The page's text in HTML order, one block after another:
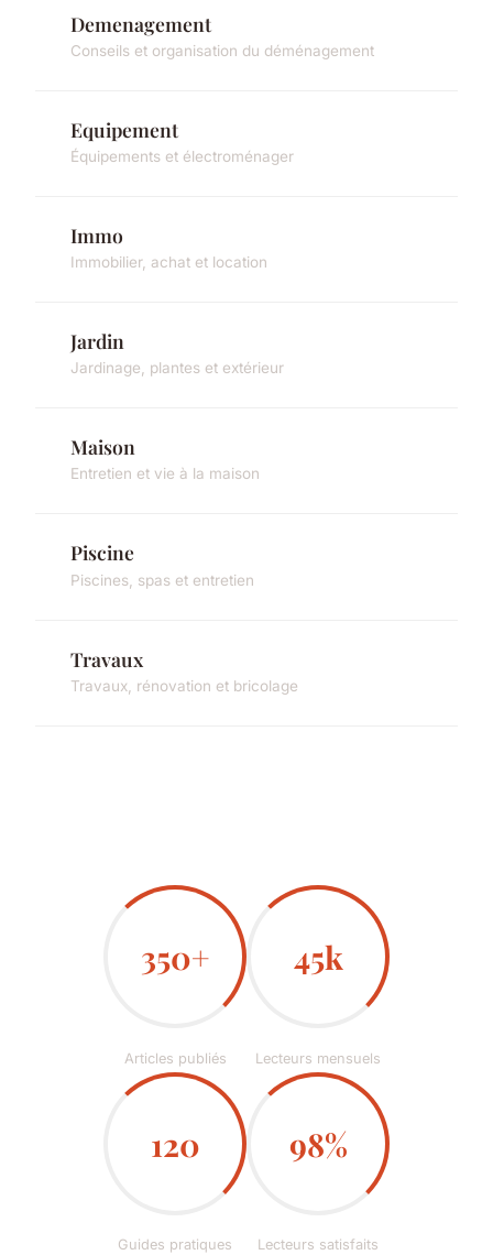
Demenagement
Conseils et organisation du déménagement
Equipement
Équipements et électroménager
Immo
Immobilier, achat et location
Jardin
Jardinage, plantes et extérieur
Maison
Entretien et vie à la maison
Piscine
Piscines, spas et entretien
Travaux
Travaux, rénovation et bricolage
350+
Articles publiés
45k
Lecteurs mensuels
120
Guides pratiques
98%
Lecteurs satisfaits